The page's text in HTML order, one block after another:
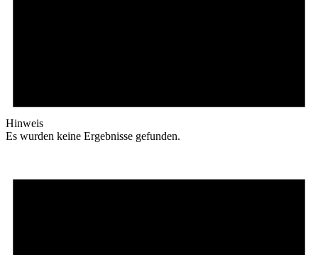
Hinweis
Es wurden keine Ergebnisse gefunden.